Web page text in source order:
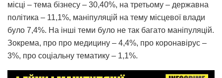
місці – тема бізнесу – 30,40%, на третьому – державна
політика – 11,1%, маніпуляцій на тему місцевої влади
було 7,4%. На інші теми було не так багато маніпуляцій.
Зокрема, про про медицину – 4,4%, про коронавірус –
3%, про соціальну тематику – 1,1%.